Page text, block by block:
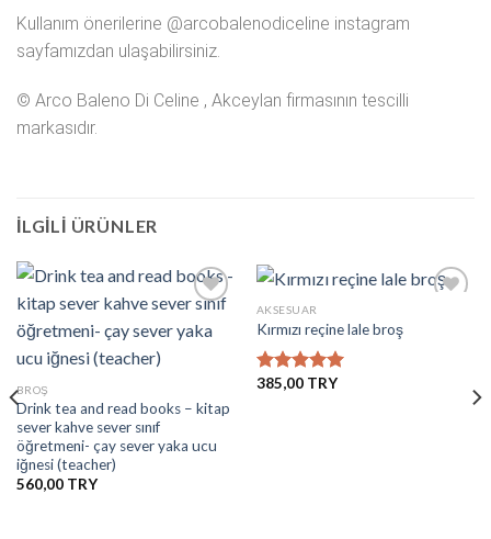
Kullanım önerilerine @arcobalenodiceline instagram
sayfamızdan ulaşabilirsiniz.
© Arco Baleno Di Celine , Akceylan firmasının tescilli
markasıdır.
İLGILI ÜRÜNLER
BROŞ
Drink tea and read books – kitap
sever kahve sever sınıf
öğretmeni- çay sever yaka ucu
iğnesi (teacher)
560,00
AKSESUAR
Kırmızı reçine lale broş
5 üzerinden
385,00